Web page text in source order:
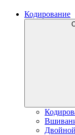
Кодирование